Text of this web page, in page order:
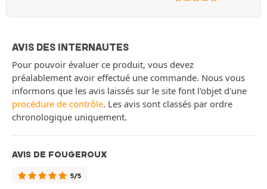
AVIS DES INTERNAUTES
Pour pouvoir évaluer ce produit, vous devez
préalablement avoir effectué une commande. Nous vous
informons que les avis laissés sur le site font l'objet d'une
procédure de contrôle. Les avis sont classés par ordre
chronologique uniquement.
AVIS DE FOUGEROUX
5/5